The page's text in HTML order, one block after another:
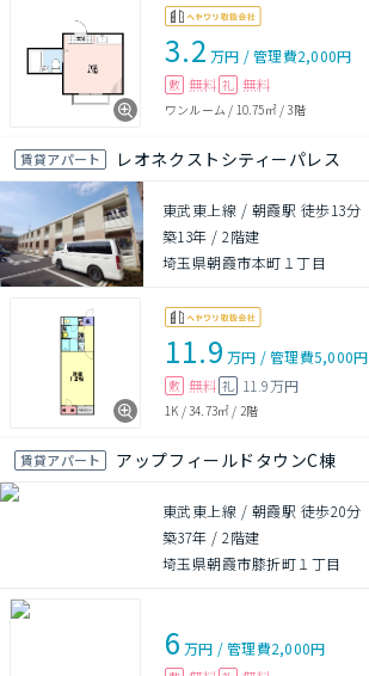
3.2 万円 /管理費2,000円
敷 無料 礼 無料
ワンルーム / 10.75㎡/3階
賃貸アパート レオネクストシティーパレス
東武東上線 / 朝霞駅 徒歩13分
築13年 /2階建
埼玉県朝霞市本町１丁目
11.9 万円 /管理費5,000円
敷 無料 礼 11.9万円
1K /34.73㎡ / 2階
賃貸アパート アップフィールドタウンC棟
東武東上線 / 朝霞駅 徒歩20分
築37年 /2階建
埼玉県朝霞市膝折町１丁目
6 万円 /管理費2,000円